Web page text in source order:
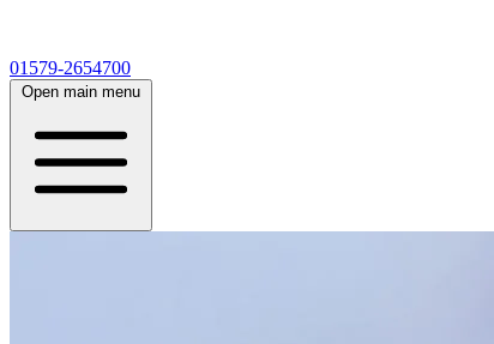
01579-2654700
Open main menu